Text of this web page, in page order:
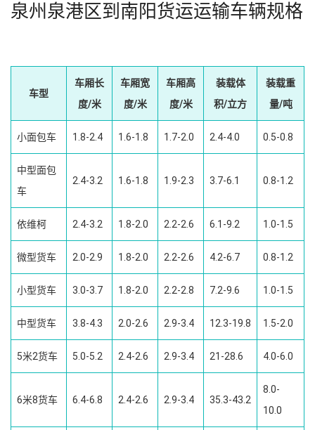
泉州泉港区到南阳货运运输车辆规格
车型
车厢长
度/米
车厢宽
度/米
车厢高
度/米
装载体
积/立方
装载重
量/吨
小面包车 1.8-2.4 1.6-1.8 1.7-2.0 2.4-4.0 0.5-0.8
中型面包
车
2.4-3.2 1.6-1.8 1.9-2.3 3.7-6.1 0.8-1.2
依维柯 2.4-3.2 1.8-2.0 2.2-2.6 6.1-9.2 1.0-1.5
微型货车 2.0-2.9 1.8-2.0 2.2-2.6 4.2-6.7 0.8-1.2
小型货车 3.0-3.7 1.8-2.0 2.2-2.8 7.2-9.6 1.0-1.5
中型货车 3.8-4.3 2.0-2.6 2.9-3.4 12.3-19.8 1.5-2.0
5米2货车 5.0-5.2 2.4-2.6 2.9-3.4 21-28.6 4.0-6.0
6米8货车 6.4-6.8 2.4-2.6 2.9-3.4 35.3-43.2
8.0-
10.0